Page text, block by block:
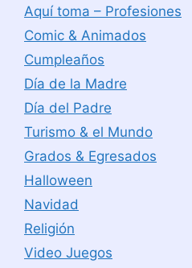
Aquí toma – Profesiones
Comic & Animados
Cumpleaños
Día de la Madre
Día del Padre
Turismo & el Mundo
Grados & Egresados
Halloween
Navidad
Religión
Video Juegos